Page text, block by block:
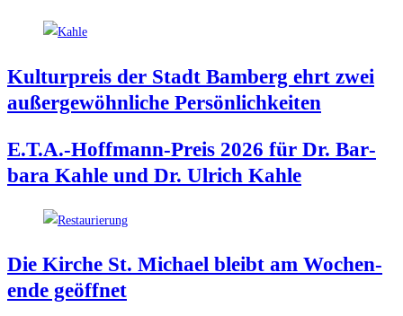
Kul­tur­preis der Stadt Bam­berg ehrt zwei
außer­ge­wöhn­li­che Persönlichkeiten
E.T.A.-Hoffmann-Preis 2026 für Dr. Bar­
ba­ra Kah­le und Dr. Ulrich Kahle
Die Kir­che St. Micha­el bleibt am Wochen­
en­de geöffnet